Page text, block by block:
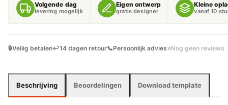
Volgende dag
levering mogelijk
Eigen ontwerp
gratis designer
Kleine
vanaf 10
🔒Veilig betalen↩️14 dagen retour📞Persoonlijk advies⭐Nog geen reviews
Beschrijving Beoordelingen Download template